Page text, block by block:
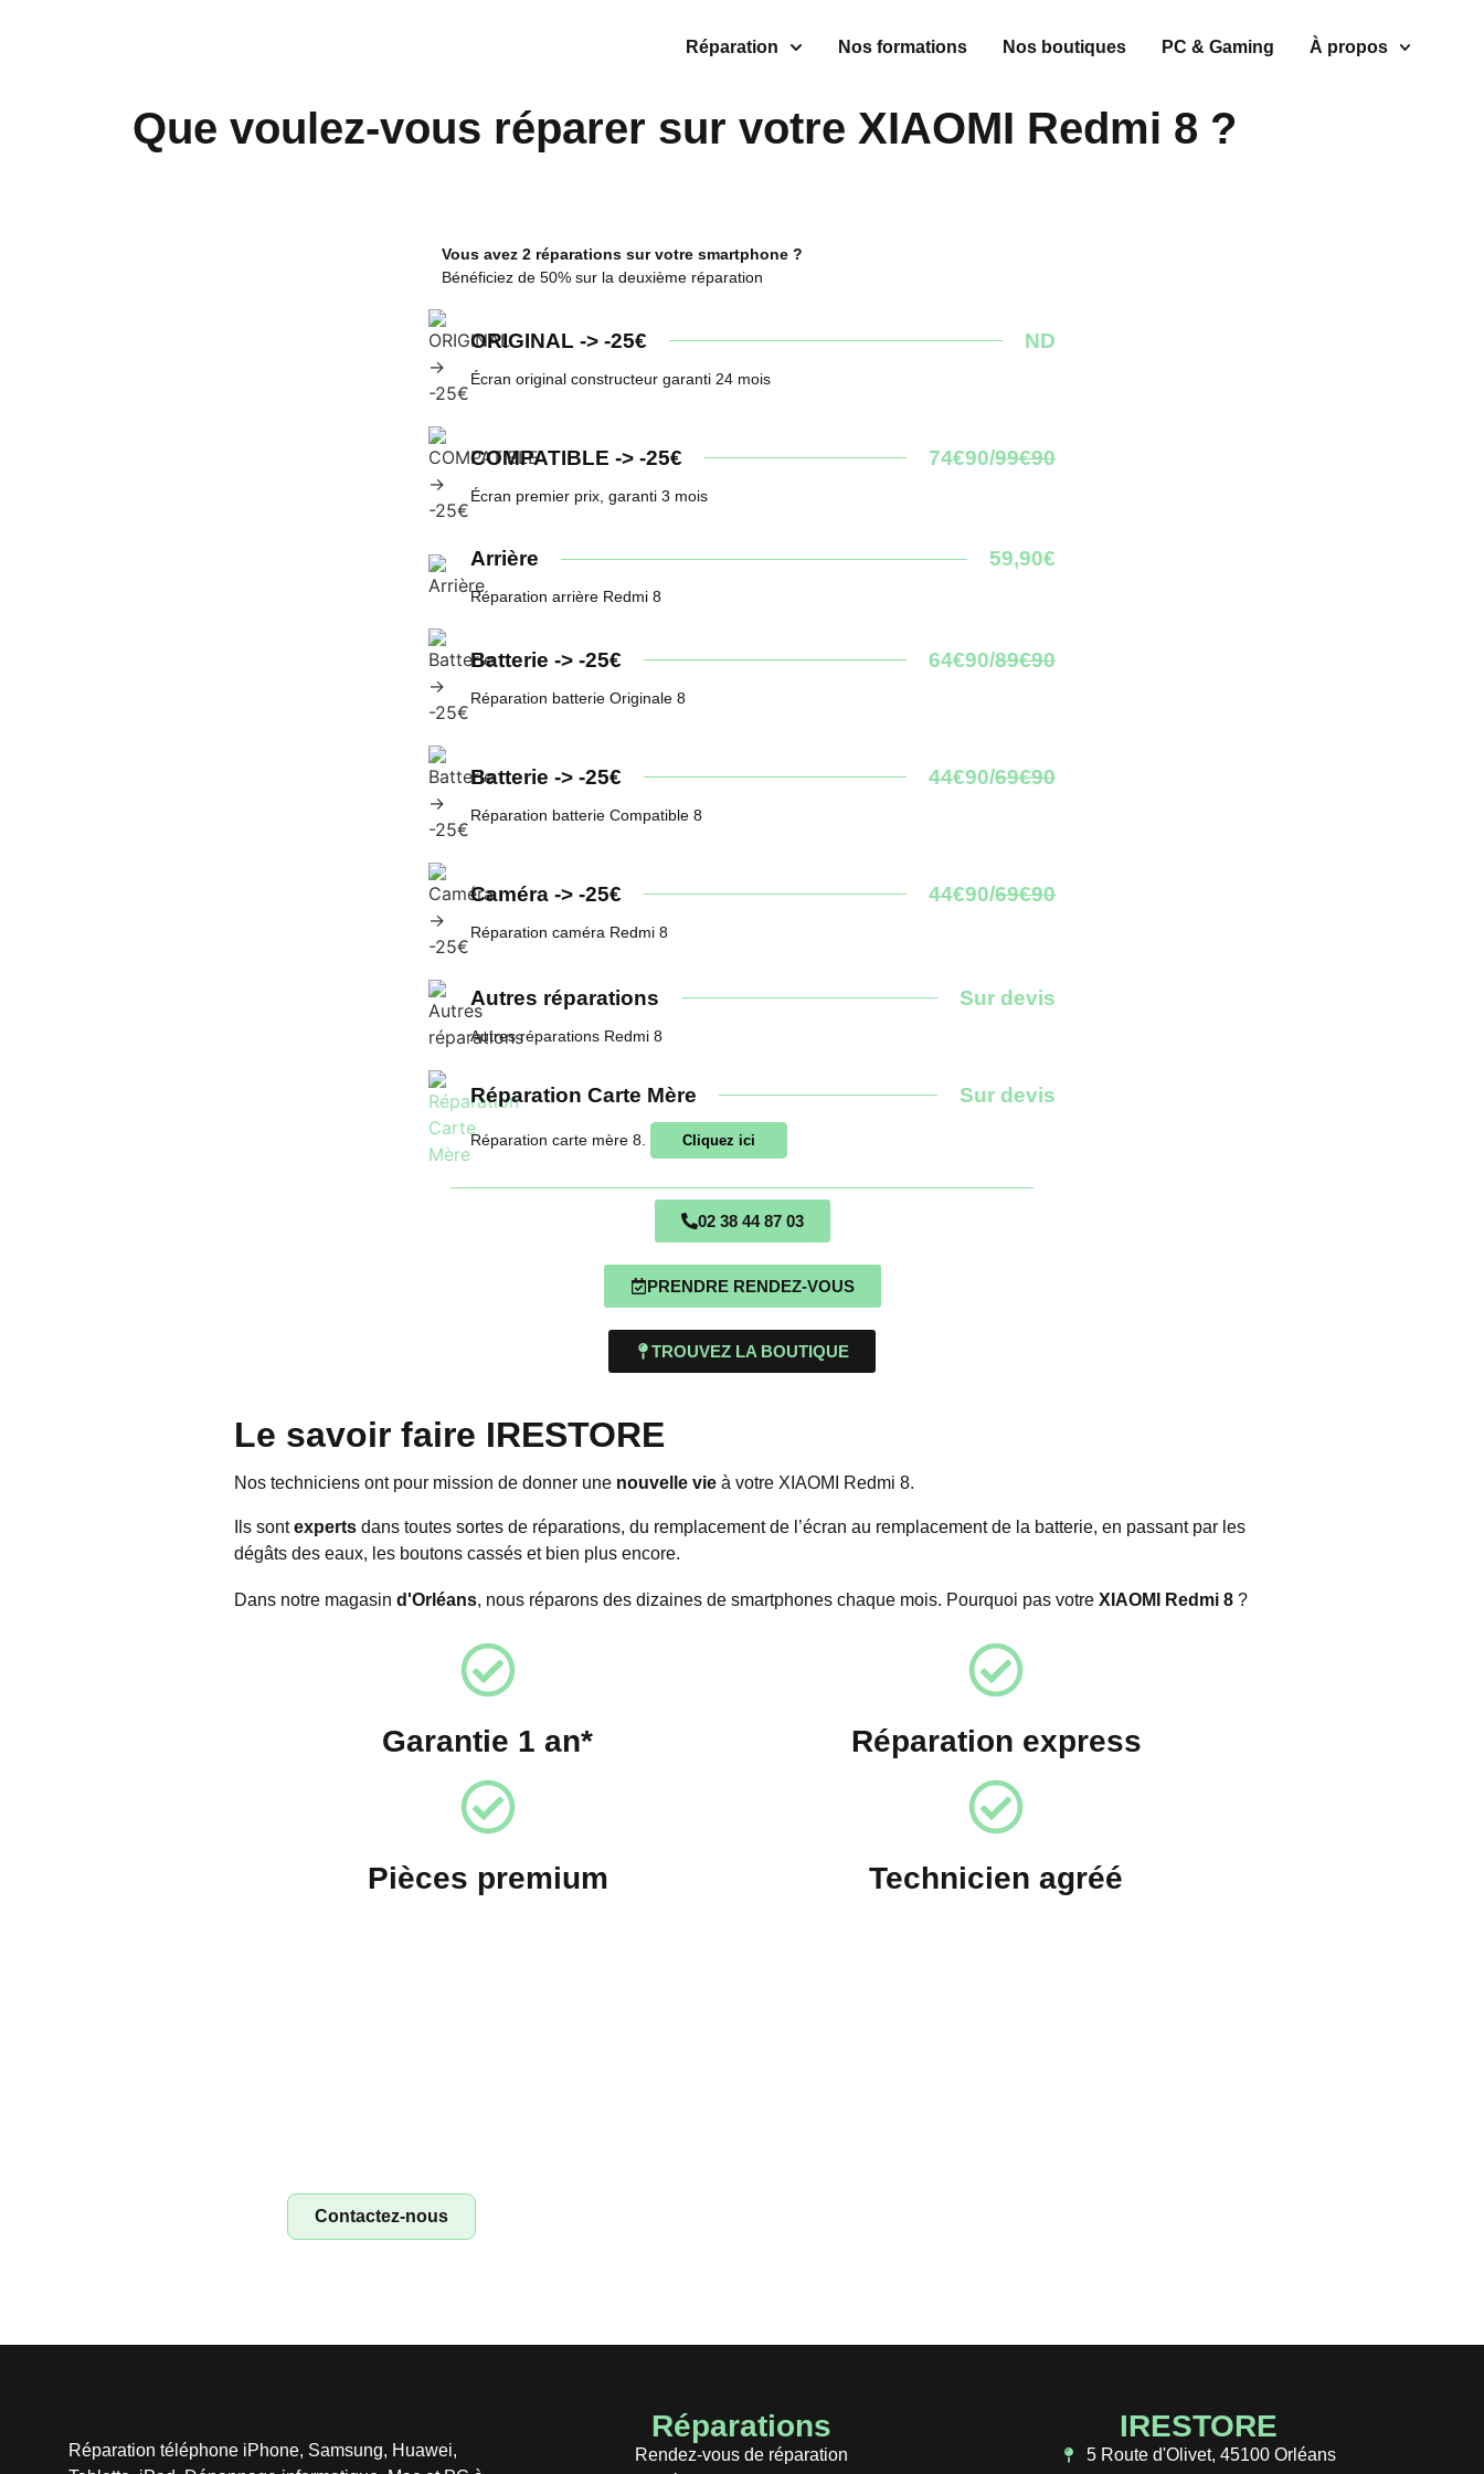
Réparation Nos formations Nos boutiques PC & Gaming À propos
Que voulez-vous réparer sur votre XIAOMI Redmi 8 ?
Vous avez 2 réparations sur votre smartphone ?
Bénéficiez de 50% sur la deuxième réparation
ORIGINAL -> -25€ ND
Écran original constructeur garanti 24 mois
COMPATIBLE -> -25€ 74€90/99€90
Écran premier prix, garanti 3 mois
Arrière 59,90€
Réparation arrière Redmi 8
Batterie -> -25€ 64€90/89€90
Réparation batterie Originale 8
Batterie -> -25€ 44€90/69€90
Réparation batterie Compatible 8
Caméra -> -25€ 44€90/69€90
Réparation caméra Redmi 8
Autres réparations Sur devis
Autres réparations Redmi 8
Réparation Carte Mère Sur devis
Réparation carte mère 8. Cliquez ici
02 38 44 87 03
PRENDRE RENDEZ-VOUS
TROUVEZ LA BOUTIQUE
Le savoir faire IRESTORE
Nos techniciens ont pour mission de donner une nouvelle vieà votre XIAOMI Redmi 8.
Ils sontexpertsdans toutes sortes de réparations, du remplacement de l’écran au remplacement de la batterie, en passant par les
dégâts des eaux, les boutons cassés et bien plus encore.
Dans notre magasin d'Orléans, nous réparons des dizaines de smartphones chaque mois. Pourquoi pas votre XIAOMI Redmi 8?
Garantie 1 an* Réparation express
Pièces premium Technicien agréé
Contactez-nous
Réparation téléphone iPhone, Samsung, Huawei,
Réparations
Rendez-vous de réparation
IRESTORE
5 Route d'Olivet, 45100 Orléans